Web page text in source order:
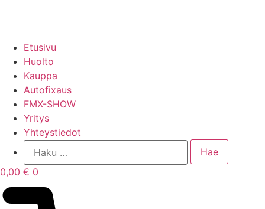
Etusivu
Huolto
Kauppa
Autofixaus
FMX-SHOW
Yritys
Yhteystiedot
0,00 € 0